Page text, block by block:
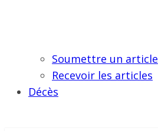
Soumettre un article
Recevoir les articles
Décès